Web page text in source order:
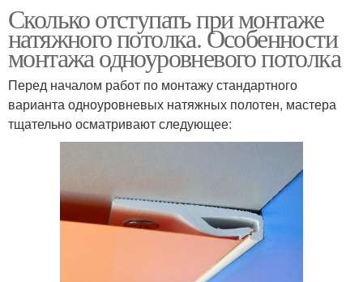
Сколько отступать при монтаже
натяжного потолка. Особенности
монтажа одноуровневого потолка
Перед началом работ по монтажу стандартного
варианта одноуровневых натяжных полотен, мастера
тщательно осматривают следующее: